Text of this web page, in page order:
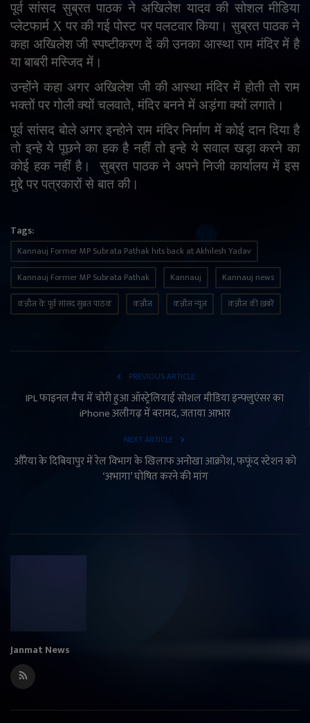
Language
English Arabic
पूर्व सांसद सुब्रत पाठक ने अखिलेश यादव की सोशल मीडिया
प्लेटफार्म X पर की गई पोस्ट पर पलटवार किया। सुब्रत पाठक ने
कहा अखिलेश जी स्पष्टीकरण दें की उनका आस्था राम मंदिर में है
या बाबरी मस्जिद में।
उन्होंने कहा अगर अखिलेश जी की आस्था मंदिर में होती तो राम
भक्तों पर गोली क्यों चलवाते, मंदिर बनने में अड़ंगा क्यों लगाते।
पूर्व सांसद बोले अगर इन्होने राम मंदिर निर्माण में कोई दान दिया है
तो इन्हे ये पूछने का हक है नहीं तो इन्हे ये सवाल खड़ा करने का
कोई हक नहीं है।
सुब्रत पाठक ने अपने निजी कार्यालय में इस
मुद्दे पर पत्रकारों से बात की।
Tags:
Kannauj Former MP Subrata Pathak hits back at Akhilesh Yadav
Kannauj Former MP Subrata Pathak
Kannauj
Kannauj news
कन्नौज के पूर्व सांसद सुब्रत पाठक
कन्नौज कन्नौज न्यूज़ कन्नौज की ख़बरें
PREVIOUS ARTICLE
IPL फाइनल मैच में चोरी हुआ ऑस्ट्रेलियाई सोशल मीडिया इन्फ्लुएंसर का
iPhone अलीगढ़ में बरामद, जताया आभार
NEXT ARTICLE
औरैया के दिबियापुर में रेल विभाग के खिलाफ अनोखा आक्रोश, फफूंद स्टेशन को
‘अभागा’ घोषित करने की मांग
Janmat News